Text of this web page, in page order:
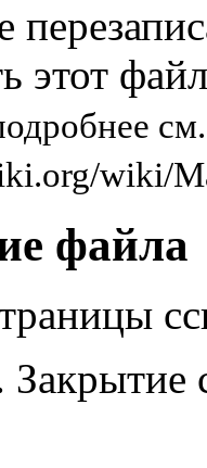
этот
файла